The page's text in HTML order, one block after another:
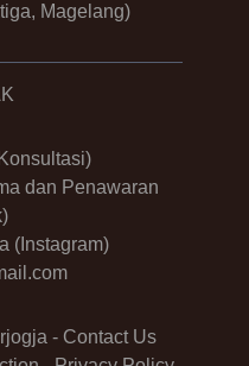
Magelang)
dan Penawaran
(Instagram)
- Contact Us